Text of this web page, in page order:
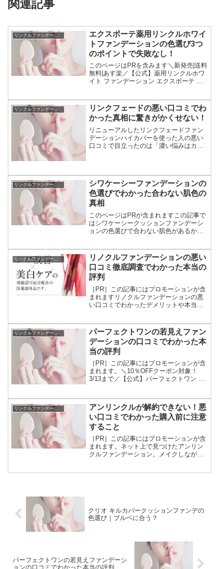
関連記事
リンクルファンデーション
エクスボーテ薬用リンクルホワイ
トファンデーションの色選び3つ
のポイントで失敗なし！
このページはPRを含みます＼新発売|送料
無料|あす楽／【公式】薬用リンクルホワ
イト ファンデーション エクスボーテ ク
ション 日本製 美容液 レフィル haku...
リンクルファンデーション
リンクフェードの悪い口コミでわ
かった真相に驚きがかくせない！
リニューアルしたリンクフェードファン
デーションハイカバーを使った人の悪い
口コミで目立ったのは「濃い悩みはカバ
効果でカバーするには重ね付けが必要で
すが、重ね方にコツがあります。
リンクルファンデーション
シワケーシーファンデーションの
色選びでわかった合わない肌色の
真相
このページはPRが含まれますこの記事で
はシワケーシークッションファンデーシ
ョンの色選びで合わない肌色があるか、
クッションファンデは、日本人の肌に多
い肌色に合わせ...
リノクルファンデーションの悪い
口コミ徹底調査でわかった本当の
評判
［PR］この記事にはプロモーションが含
まれますリノクルファンデーションの悪
い口コミでわかったデメリットや本当の
析した結論をいうと悩みの深さや肌の色
によって個人差あり。悩...
パーフェクトワンの若見えファン
デーションの口コミでわかった本
当の評判
［PR］この記事にはプロモーションが含
まれます。＼10％OFFクーポン対象！
3/13まで／【公式】パーフェクトワン グ
評判についてご紹介しています。若見え
と評判な...
アンリンクルが解約できない！悪
い口コミでわかった購入前に注意
すること
［PR］この記事にはプロモーションが含
まれます。ネット上で見つけたアンリン
クルファンデーション。メイクしながら
クリオ キルカバークッションファンデの
色選び｜ブルベに合う？
パーフェクトワンの若見えファンデーシ
ョンの口コミでわかった本当の評判